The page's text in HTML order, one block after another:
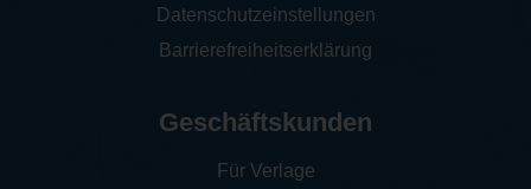
Datenschutzeinstellungen
Barrierefreiheitserklärung
Geschäftskunden
Für Verlage